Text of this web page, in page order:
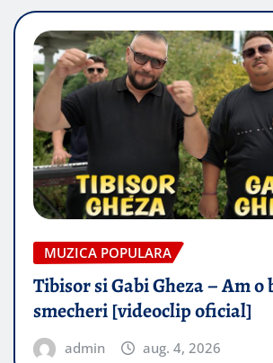
MUZICA POPULARA
Tibisor si Gabi Gheza – Am o
smecheri [videoclip oficial]
admin aug. 4, 2026